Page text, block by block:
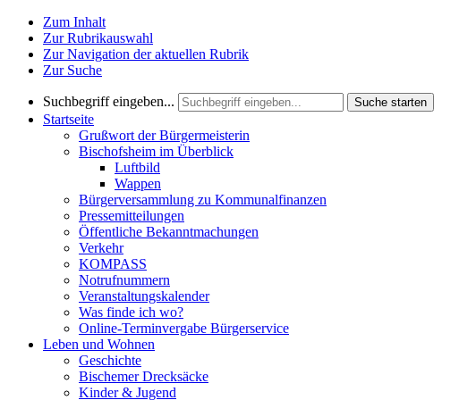
Zum Inhalt
Zur Rubrikauswahl
Zur Navigation der aktuellen Rubrik
Zur Suche
Suchbegriff eingeben... Suche starten
Startseite
Grußwort der Bürgermeisterin
Bischofsheim im Überblick
Luftbild
Wappen
Bürgerversammlung zu Kommunalfinanzen
Pressemitteilungen
Öffentliche Bekanntmachungen
Verkehr
KOMPASS
Notrufnummern
Veranstaltungskalender
Was finde ich wo?
Online-Terminvergabe Bürgerservice
Leben und Wohnen
Geschichte
Bischemer Drecksäcke
Kinder & Jugend